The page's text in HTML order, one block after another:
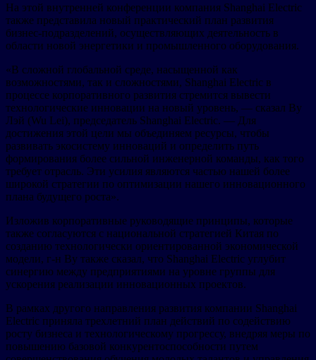
На этой внутренней конференции компания Shanghai Electric
также представила новый практический план развития
бизнес-подразделений, осуществляющих деятельность в
области новой энергетики и промышленного оборудования.
«В сложной глобальной среде, насыщенной как
возможностями, так и сложностями, Shanghai Electric в
процессе корпоративного развития стремится вывести
технологические инновации на новый уровень, — сказал Ву
Лэй (Wu Lei), председатель Shanghai Electric. — Для
достижения этой цели мы объединяем ресурсы, чтобы
развивать экосистему инноваций и определить путь
формирования более сильной инженерной команды, как того
требует отрасль. Эти усилия являются частью нашей более
широкой стратегии по оптимизации нашего инновационного
плана будущего роста».
Изложив корпоративные руководящие принципы, которые
также согласуются с национальной стратегией Китая по
созданию технологически ориентированной экономической
модели, г-н Ву также сказал, что Shanghai Electric углубит
синергию между предприятиями на уровне группы для
ускорения реализации инновационных проектов.
В рамках другого направления развития компании Shanghai
Electric приняла трехлетний план действий по содействию
росту бизнеса и технологическому прогрессу, внедряя меры по
повышению базовой конкурентоспособности путем